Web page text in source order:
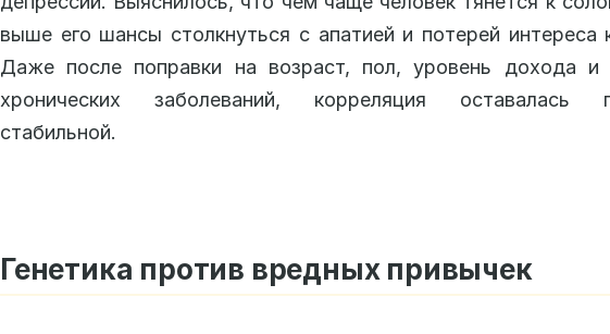
выше его шансы столкнуться с апатией и потерей интереса
Даже после поправки на возраст, пол, уровень дохода и
хронических заболеваний, корреляция оставалась
стабильной.
Генетика против вредных привычек